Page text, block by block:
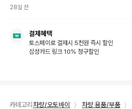
28일 전
결제혜택
토스페이로 결제시 5천원 즉시 할인
삼성카드 링크 10% 청구할인
카테고리 차량/오토바이 〉 차량 용품/부품 〉